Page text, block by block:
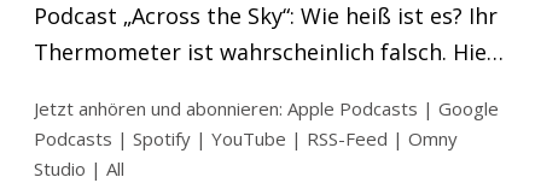
Podcast „Across the Sky“: Wie heiß ist es? Ihr
Thermometer ist wahrscheinlich falsch. Hier
Jetzt anhören und abonnieren: Apple Podcasts | Google
Podcasts | Spotify | YouTube | RSS-Feed | Omny
Studio | All